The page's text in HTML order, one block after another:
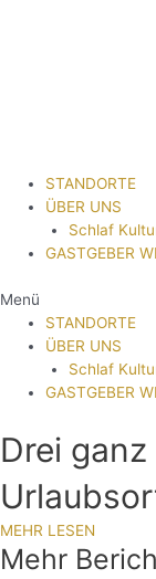
STANDORTE
ÜBER UNS
Schlaf
GASTGEBER
Menü
STANDORTE
ÜBER UNS
Schlaf
GASTGEBER
Drei
MEHR LESEN
Mehr